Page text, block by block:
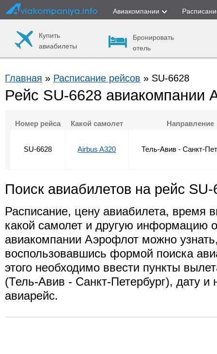
Авиакомпании
Купить
авиабилеты
Бронировать
отель
Главная » Расписание рейсов » SU-6628
Рейс SU-6628 авиакомпании
Номер рейса Какой самолет Направление
SU-6628 Airbus A320 Тель-Авив - Санкт-
Поиск авиабилетов на рейс SU-
Расписание, цену авиабилета, время
какой самолет и другую информацию
авиакомпании Аэрофлот можно
воспользовавшись формой поиска
этого необходимо ввести пункты
(Тель-Авив - Санкт-Петербург), дату и
авиарейс.